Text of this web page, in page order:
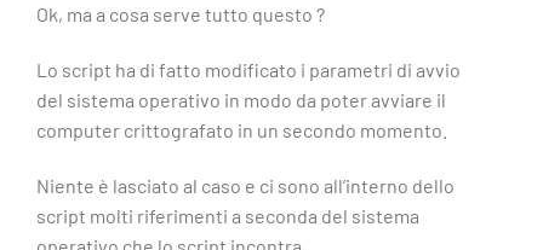
Ok, ma a cosa serve tutto questo ?
Lo script ha di fatto modificato i parametri di avvio
del sistema operativo in modo da poter avviare il
computer crittografato in un secondo momento.
Niente è lasciato al caso e ci sono all’interno dello
script molti riferimenti a seconda del sistema
operativo che lo script incontra.